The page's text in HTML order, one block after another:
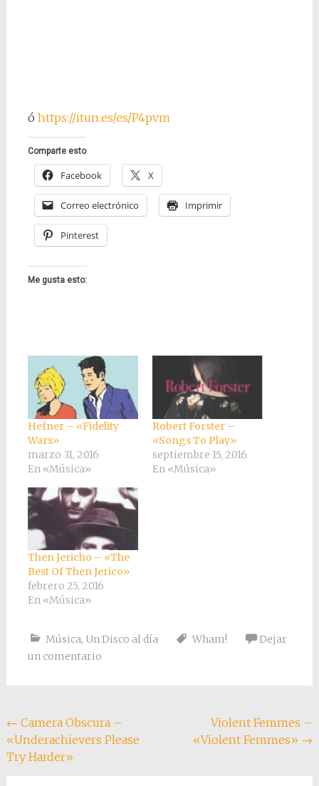
ó https://itun.es/es/P4pvm
Comparte esto
Facebook X
Correo electrónico Imprimir
Pinterest
Me gusta esto:
Hefner – «Fidelity
Wars»
marzo 31, 2016
En «Música»
Robert Forster –
«Songs To Play»
septiembre 15, 2016
En «Música»
Then Jericho – «The
Best Of Then Jerico»
febrero 25, 2016
En «Música»
Música, Un Disco al día Wham!
Dejar
un comentario
Navegación
de
entradas
← Camera Obscura –
«Underachievers Please
Try Harder»
Violent Femmes –
«Violent Femmes» →